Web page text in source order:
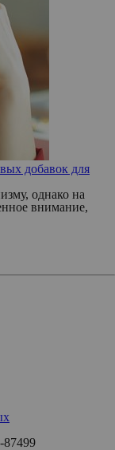
добавок для
однако на
внимание,